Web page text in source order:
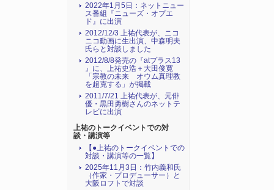
2022年1月5日：ネットニュー
ス番組『ニューズ・オプエ
ド』に出演
2012/12/3 上祐代表が、ニコ
ニコ動画に生出演、中森明夫
氏らと対談しました
2012/8/8発売の『atプラス13
』に、上祐史浩＋大田俊寛
「宗教の未来 オウム真理教
を超克する」が掲載
2011/7/21 上祐代表が、元俳
優・黒田勇樹さんのネットテ
レビに出演
上祐のトークイベントでの対
談・講演等
【●上祐のトークイベントでの
対談・講演等の一覧】
2025年11月3日：竹内義和氏
（作家・プロデューサー）と
大阪ロフトで対談